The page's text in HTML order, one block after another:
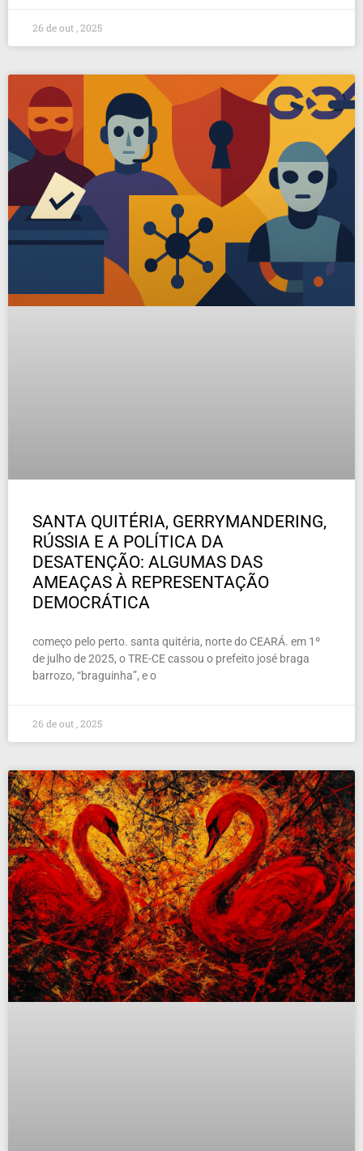
26 de out , 2025
SANTA QUITÉRIA, GERRYMANDERING,
RÚSSIA E A POLÍTICA DA
DESATENÇÃO: ALGUMAS DAS
AMEAÇAS À REPRESENTAÇÃO
DEMOCRÁTICA
começo pelo perto. santa quitéria, norte do CEARÁ. em 1º
de julho de 2025, o TRE-CE cassou o prefeito josé braga
barrozo, “braguinha”, e o
26 de out , 2025